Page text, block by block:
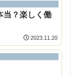
当？楽しく働
2023.11.20